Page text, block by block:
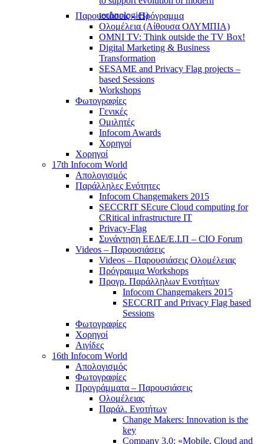
technologies)
Παρουσιάσεις – Πρόγραμμα
Ολομέλεια (Αίθουσα ΟΛΥΜΠΙΑ)
OMNI TV: Think outside the TV Box!
Digital Marketing & Business
Transformation
SESAME and Privacy Flag projects –
based Sessions
Workshops
Φωτογραφίες
Γενικές
Ομιλητές
Infocom Awards
Χορηγοί
Χορηγοί
17th Infocom World
Απολογισμός
Παράλληλες Ενότητες
Infocom Changemakers 2015
SECCRIT SEcure Cloud computing for
CRitical infrastructure IT
Privacy-Flag
Συνάντηση ΕΕΔΕ/Ε.Ι.Π – CIO Forum
Videos – Παρουσιάσεις
Videos – Παρουσιάσεις Ολομέλειας
Πρόγραμμα Workshops
Προγρ. Παράλληλων Ενοτήτων
Infocom Changemakers 2015
SECCRIT and Privacy Flag based
Sessions
Φωτογραφίες
Χορηγοί
Αιγίδες
16th Infocom World
Απολογισμός
Φωτογραφίες
Προγράμματα – Παρουσιάσεις
Ολομέλειας
Παράλ. Ενοτήτων
Change Makers: Innovation is the
key
Company 3.0: «Mobile, Cloud and